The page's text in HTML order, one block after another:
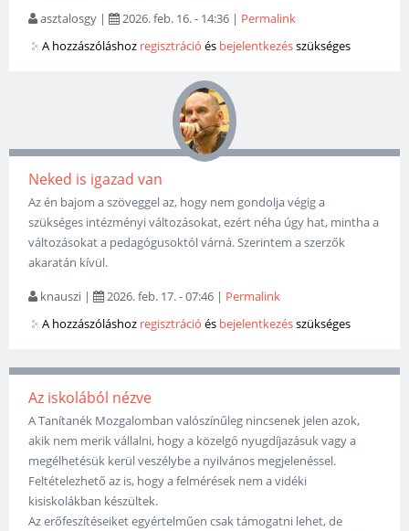
asztalosgy | 2026. feb. 16. - 14:36 | Permalink
A hozzászóláshoz regisztráció és bejelentkezésszükséges
Neked is igazad van
Az én bajom a szöveggel az, hogy nem gondolja végig a
szükséges intézményi változásokat, ezért néha úgy hat, mintha a
változásokat a pedagógusoktól várná. Szerintem a szerzők
akaratán kívül.
knauszi | 2026. feb. 17. - 07:46 | Permalink
A hozzászóláshoz regisztráció és bejelentkezésszükséges
Az iskolából nézve
A Tanítanék Mozgalomban valószínűleg nincsenek jelen azok,
akik nem merik vállalni, hogy a közelgő nyugdíjazásuk vagy a
megélhetésük kerül veszélybe a nyilvános megjelenéssel.
Feltételezhető az is, hogy a felmérések nem a vidéki
kisiskolákban készültek.
Az erőfeszítéseiket egyértelműen csak támogatni lehet, de